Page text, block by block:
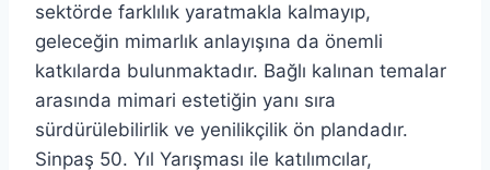
sektörde farklılık yaratmakla kalmayıp,
geleceğin mimarlık anlayışına da önemli
katkılarda bulunmaktadır. Bağlı kalınan temalar
arasında mimari estetiğin yanı sıra
sürdürülebilirlik ve yenilikçilik ön plandadır.
Sinpaş 50. Yıl Yarışması ile katılımcılar,